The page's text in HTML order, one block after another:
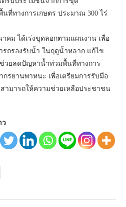
ที่ทางการเกษตร ประมาณ 300 ไร่
คม ได้เร่งขุดลอกตามแผนงาน เพื่อ
ถรองรับน้ำ ในฤดูน้ำหลาก แก้ไข
วยลดปัญหาน้ำท่วมพื้นที่ทางการ
กรยานพาหนะ เพื่อเตรียมการรับมือ
ามารถให้ความช่วยเหลือประชาชน
ว